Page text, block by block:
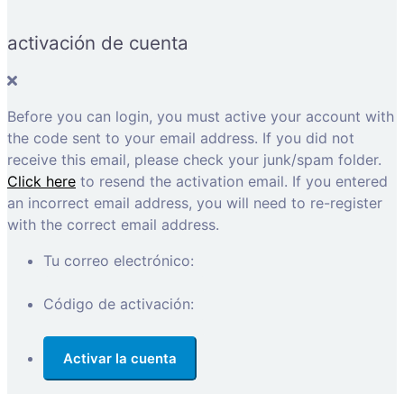
activación de cuenta
Before you can login, you must active your account with
the code sent to your email address. If you did not
receive this email, please check your junk/spam folder.
Click here to resend the activation email. If you entered
an incorrect email address, you will need to re-register
with the correct email address.
Tu correo electrónico:
Código de activación: